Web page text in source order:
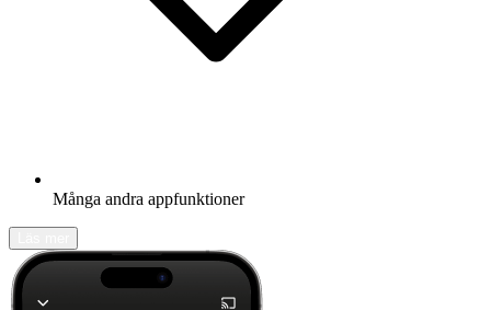
Många andra appfunktioner